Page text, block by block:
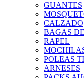
GUANTES
CALZADO
BAGAS
RAPEL
POLEAS
ARNESES